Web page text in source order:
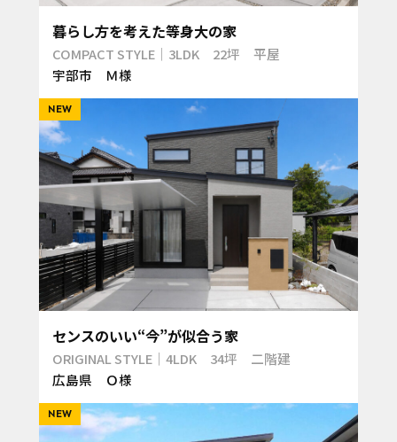
暮らし方を考えた等身大の家
COMPACT STYLE｜3LDK 22坪 平屋
宇部市 Ｍ様
NEW
センスのいい“今”が似合う家
ORIGINAL STYLE｜4LDK 34坪 二階建
広島県 Ｏ様
NEW